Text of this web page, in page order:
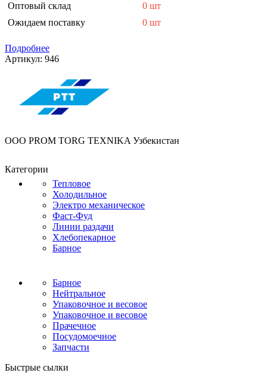
Оптовый склад
0 шт
Ожидаем поставку
0 шт
Подробнее
Артикул: 946
OOO PROM TORG TEXNIKA Узбекистан
Категории
Тепловое
Холодильное
Электро механическое
Фаст-Фуд
Линии раздачи
Хлебопекарное
Барное
Барное
Нейтральное
Упаковочное и весовое
Упаковочное и весовое
Прачечное
Посудомоечное
Запчасти
Быстрые сылки